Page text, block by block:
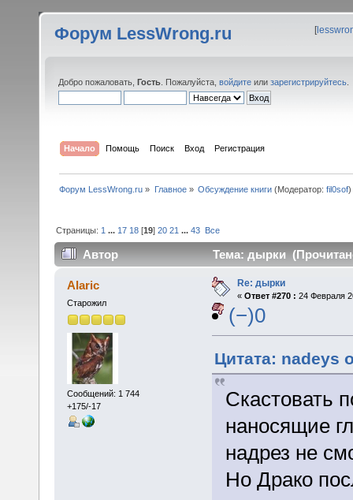
Форум LessWrong.ru [
Добро пожаловать, Гость . Пожалуйста, войдите или зарегистрируйтесь
Начало Помощь Поиск Вход Регистрация
Форум LessWrong.ru » Главное» Обсуждение книги(Модератор: fil0sof)
Страницы: 1 ... 17 18 [19]20 21 ...43 Все
Автор Тема: дырки
Alaric
Старожил
Сообщений: 1 744
+175/-17
Re: дырки
« Ответ #270 : 24 Февраля
(−)0
Цитата: nadeys
Скастовать
наносящие
надрез не
Но Драко